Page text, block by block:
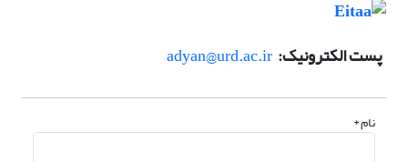
پست الکترونیک: adyan@urd.ac.ir
نام *